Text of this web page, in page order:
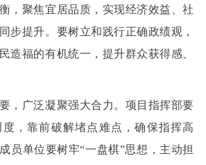
，聚焦宜居品质，实现经济效益、社
步提升。要树立和践行正确政绩观，
造福的有机统一，提升群众获得感、
广泛凝聚强大合力。项目指挥部要
，靠前破解堵点难点，确保指挥高
员单位要树牢“一盘棋”思想，主动担